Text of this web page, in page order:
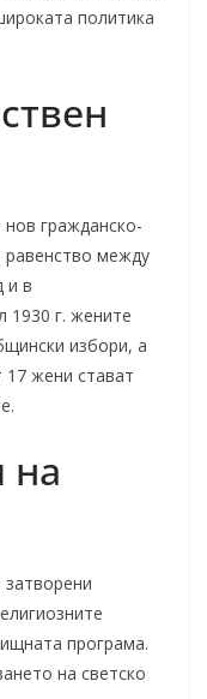
политика
гражданско-
равенство между
и в
1930 г. жените
избори, а
17 жени стават
на
програма.
на светско